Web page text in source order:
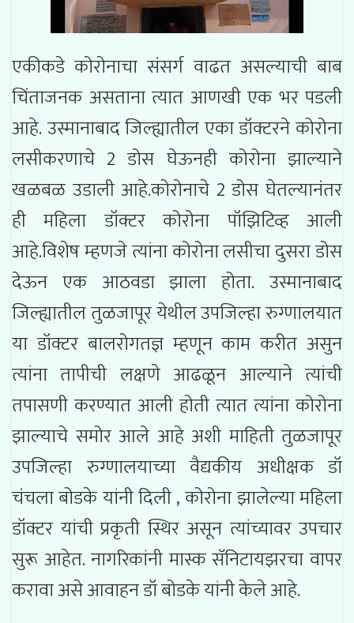
एकीकडे कोरोनाचा संसर्ग वाढत असल्याची बाब
चिंताजनक असताना त्यात आणखी एक भर पडली
आहे. उस्मानाबाद जिल्ह्यातील एका डॉक्टरने कोरोना
लसीकरणाचे 2 डोस घेऊनही कोरोना झाल्याने
खळबळ उडाली आहे.कोरोनाचे 2 डोस घेतल्यानंतर
ही महिला डॉक्टर कोरोना पॉझिटिव्ह आली
आहे.विशेष म्हणजे त्यांना कोरोना लसीचा दुसरा डोस
देऊन एक आठवडा झाला होता. उस्मानाबाद
जिल्ह्यातील तुळजापूर येथील उपजिल्हा रुग्णालयात
या डॉक्टर बालरोगतज्ञ म्हणून काम करीत असुन
त्यांना तापीची लक्षणे आढळून आल्याने त्यांची
तपासणी करण्यात आली होती त्यात त्यांना कोरोना
झाल्याचे समोर आले आहे अशी माहिती तुळजापूर
उपजिल्हा रुग्णालयाच्या वैद्यकीय अधीक्षक डॉ
चंचला बोडके यांनी दिली , कोरोना झालेल्या महिला
डॉक्टर यांची प्रकृती स्थिर असून त्यांच्यावर उपचार
सुरू आहेत. नागरिकांनी मास्क सॅनिटायझरचा वापर
करावा असे आवाहन डॉ बोडके यांनी केले आहे.